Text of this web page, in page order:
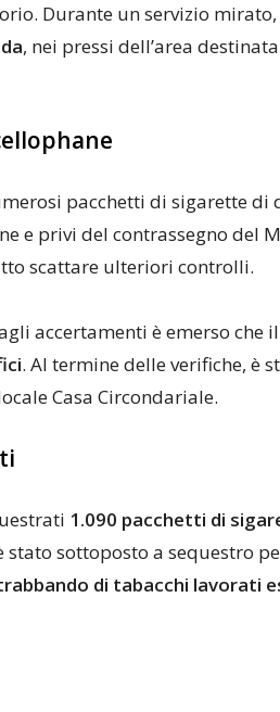
Durante un servizio mirato,
, nei pressi dell’area
pacchetti di sigarette di
e privi del contrassegno del
scattare ulteriori controlli.
accertamenti è emerso che
. Al termine delle verifiche, è
Casa Circondariale.
1.090 pacchetti di
sottoposto a sequestro
di tabacchi lavorati